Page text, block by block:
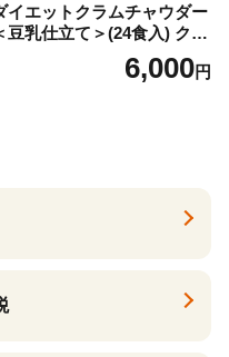
イエットクラムチャウダー
豆乳仕立て＞(24食入) クラ
ムチャウダー 豆乳 ダイエッ
ト スープ プロテイン たんぱ
6,000円